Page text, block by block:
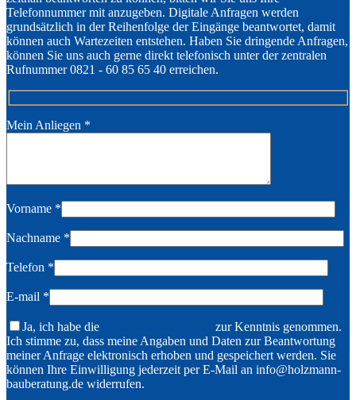
Telefonnummer mit anzugeben. Digitale Anfragen werden
grundsätzlich in der Reihenfolge der Eingänge beantwortet, damit
können auch Wartezeiten entstehen. Haben Sie dringende Anfragen,
können Sie uns auch gerne direkt telefonisch unter der zentralen
Rufnummer 0821 - 60 85 65 40 erreichen.
Mein Anliegen *
Vorname *
Nachname *
Telefon *
E-mail *
Ja, ich habe die
zur Kenntnis genommen.
Ich stimme zu, dass meine Angaben und Daten zur Beantwortung
meiner Anfrage elektronisch erhoben und gespeichert werden. Sie
können Ihre Einwilligung jederzeit per E-Mail an info@holzmann-
bauberatung.de widerrufen.